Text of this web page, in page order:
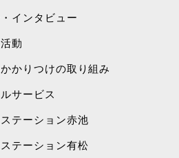
インタビュー
動
かりつけの取り組み
サービス
テーション赤池
テーション有松